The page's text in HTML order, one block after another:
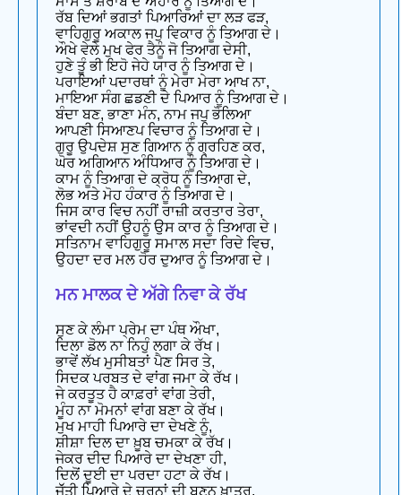
ਰੱਬ ਦਿਆਂ ਭਗਤਾਂ ਪਿਆਰਿਆਂ ਦਾ ਲੜ ਫੜ,
ਵਾਹਿਗੁਰੂ ਅਕਾਲ ਜਪੁ ਵਿਕਾਰ ਨੂੰ ਤਿਆਗ ਦੇ।
ਔਖੇ ਵੇਲੇ ਮੁਖ ਫੇਰ ਤੈਨੂੰ ਜੋ ਤਿਆਗ ਦੇਸੀ,
ਹੁਣੇ ਤੂੰ ਭੀ ਇਹੋ ਜੇਹੇ ਯਾਰ ਨੂੰ ਤਿਆਗ ਦੇ।
ਪਰਾਇਆਂ ਪਦਾਰਥਾਂ ਨੂੰ ਮੇਰਾ ਮੇਰਾ ਆਖ ਨਾ,
ਮਾਇਆ ਸੰਗ ਛਡਣੀ ਦੇ ਪਿਆਰ ਨੂੰ ਤਿਆਗ ਦੇ।
ਬੰਦਾ ਬਣ, ਭਾਣਾ ਮੰਨ, ਨਾਮ ਜਪੁ ਭੋਲਿਆ
ਆਪਣੀ ਸਿਆਣਪ ਵਿਚਾਰ ਨੂੰ ਤਿਆਗ ਦੇ।
ਗੁਰੂ ਉਪਦੇਸ਼ ਸੁਣ ਗਿਆਨ ਨੂੰ ਗ੍ਰਹਿਣ ਕਰ,
ਘੋਰ ਅਗਿਆਨ ਅੰਧਿਆਰ ਨੂੰ ਤਿਆਗ ਦੇ।
ਕਾਮ ਨੂੰ ਤਿਆਗ ਦੇ ਕ੍ਰੋਧ ਨੂੰ ਤਿਆਗ ਦੇ,
ਲੋਭ ਅਤੇ ਮੋਹ ਹੰਕਾਰ ਨੂੰ ਤਿਆਗ ਦੇ।
ਜਿਸ ਕਾਰ ਵਿਚ ਨਹੀਂ ਰਾਜ਼ੀ ਕਰਤਾਰ ਤੇਰਾ,
ਭਾਂਵਦੀ ਨਹੀਂ ਉਹਨੂੰ ਉਸ ਕਾਰ ਨੂੰ ਤਿਆਗ ਦੇ।
ਸਤਿਨਾਮ ਵਾਹਿਗੁਰੂ ਸਮਾਲ ਸਦਾ ਰਿਦੇ ਵਿਚ,
ਉਹਦਾ ਦਰ ਮਲ ਹੋਰ ਦੁਆਰ ਨੂੰ ਤਿਆਗ ਦੇ।
ਮਨ ਮਾਲਕ ਦੇ ਅੱਗੇ ਨਿਵਾ ਕੇ ਰੱਖ
ਸੁਣ ਕੇ ਲੰਮਾ ਪ੍ਰੇਮ ਦਾ ਪੰਥ ਔਖਾ,
ਦਿਲਾ ਡੋਲ ਨਾ ਨਿਹੁੰ ਲਗਾ ਕੇ ਰੱਖ।
ਭਾਵੇਂ ਲੱਖ ਮੁਸੀਬਤਾਂ ਪੈਣ ਸਿਰ ਤੇ,
ਸਿਦਕ ਪਰਬਤ ਦੇ ਵਾਂਗ ਜਮਾ ਕੇ ਰੱਖ।
ਜੇ ਕਰਤੂਤ ਹੈ ਕਾਫ਼ਰਾਂ ਵਾਂਗ ਤੇਰੀ,
ਮੂੰਹ ਨਾ ਮੋਮਨਾਂ ਵਾਂਗ ਬਣਾ ਕੇ ਰੱਖ।
ਮੁਖ ਮਾਹੀ ਪਿਆਰੇ ਦਾ ਦੇਖਣੇ ਨੂੰ,
ਸ਼ੀਸ਼ਾ ਦਿਲ ਦਾ ਖ਼ੂਬ ਚਮਕਾ ਕੇ ਰੱਖ।
ਜੇਕਰ ਦੀਦ ਪਿਆਰੇ ਦਾ ਦੇਖਣਾ ਹੀ,
ਦਿਲੋਂ ਦੂਈ ਦਾ ਪਰਦਾ ਹਟਾ ਕੇ ਰੱਖ।
ਜੁੱੱਤੀ ਪਿਆਰੇ ਦੇ ਚਰਨਾਂ ਦੀ ਬਣਨ ਖ਼ਾਤਰ,